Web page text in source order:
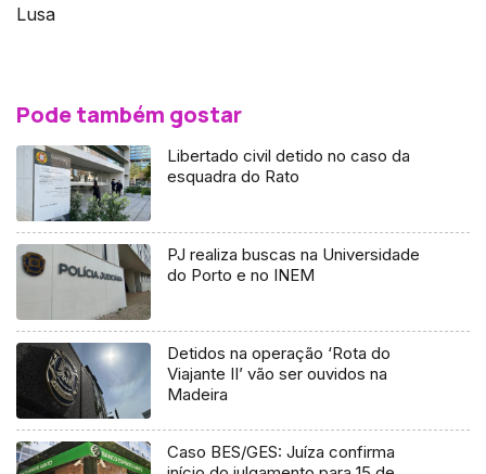
Lusa
Pode também gostar
Libertado civil detido no caso da
esquadra do Rato
PJ realiza buscas na Universidade
do Porto e no INEM
Detidos na operação ‘Rota do
Viajante II’ vão ser ouvidos na
Madeira
Caso BES/GES: Juíza confirma